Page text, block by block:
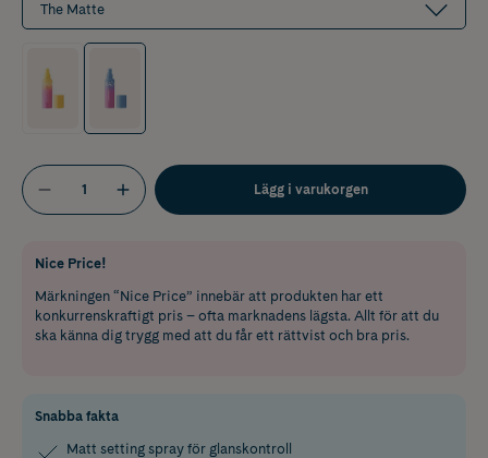
The Matte
Lägg i varukorgen
Nice Price!
Märkningen “Nice Price” innebär att produkten har ett
konkurrenskraftigt pris – ofta marknadens lägsta. Allt för att du
ska känna dig trygg med att du får ett rättvist och bra pris.
Snabba fakta
Matt setting spray för glanskontroll